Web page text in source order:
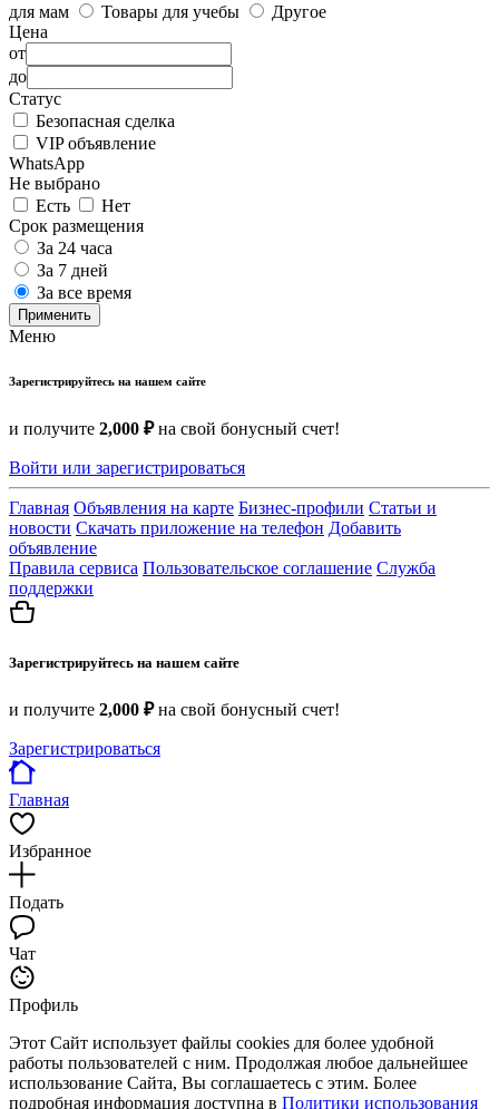
для мам
Товары для учебы
Другое
Цена
от
до
Статус
Безопасная сделка
VIP объявление
WhatsApp
Не выбрано
Есть
Нет
Срок размещения
За 24 часа
За 7 дней
За все время
Применить
Меню
Зарегистрируйтесь на нашем сайте
и получите 2,000 ₽на свой бонусный счет!
Войти или зарегистрироваться
Главная Объявления на карте Бизнес-профили Статьи и
новости Скачать приложение на телефон Добавить
объявление
Правила сервиса Пользовательское соглашение Служба
поддержки
Зарегистрируйтесь на нашем сайте
и получите 2,000 ₽на свой бонусный счет!
Зарегистрироваться
Главная
Избранное
Подать
Чат
Профиль
Этот Сайт использует файлы cookies для более удобной
работы пользователей с ним. Продолжая любое дальнейшее
использование Сайта, Вы соглашаетесь с этим. Более
подробная информация доступна в Политики использования